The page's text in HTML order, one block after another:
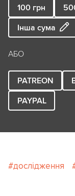
100 грн
Інша сума
АБО
PATREON
PAYPAL
дослідження